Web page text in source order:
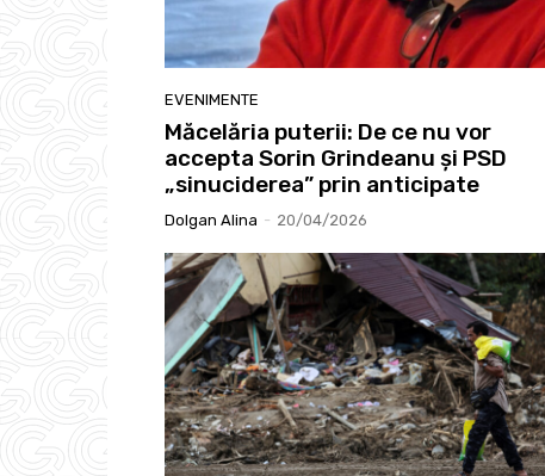
EVENIMENTE
Măcelăria puterii: De ce nu vor
accepta Sorin Grindeanu și PSD
„sinuciderea” prin anticipate
Dolgan Alina - 20/04/2026